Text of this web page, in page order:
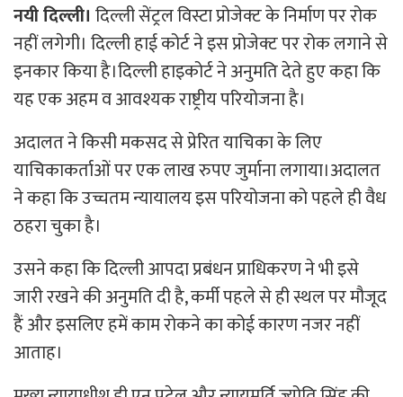
नयी दिल्ली। दिल्ली सेंट्रल विस्टा प्रोजेक्ट के निर्माण पर रोक
नहीं लगेगी। दिल्ली हाई कोर्ट ने इस प्रोजेक्ट पर रोक लगाने से
इनकार किया है।दिल्ली हाइकोर्ट ने अनुमति देते हुए कहा कि
यह एक अहम व आवश्यक राष्ट्रीय परियोजना है।
अदालत ने किसी मकसद से प्रेरित याचिका के लिए
याचिकाकर्ताओं पर एक लाख रुपए जुर्माना लगाया।अदालत
ने कहा कि उच्चतम न्यायालय इस परियोजना को पहले ही वैध
ठहरा चुका है।
उसने कहा कि दिल्ली आपदा प्रबंधन प्राधिकरण ने भी इसे
जारी रखने की अनुमति दी है, कर्मी पहले से ही स्थल पर मौजूद
हैं और इसलिए हमें काम रोकने का कोई कारण नजर नहीं
आताह।